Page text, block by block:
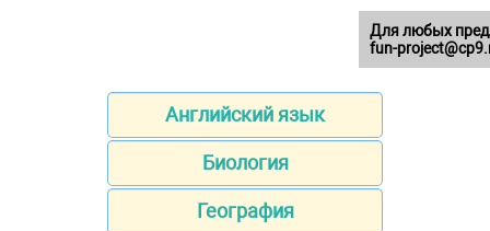
Английский язык
Биология
География
Для любых
fun-